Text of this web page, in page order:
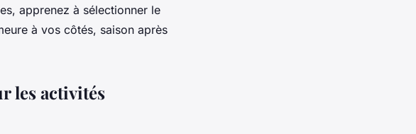
apprenez à sélectionner le
à vos côtés, saison après
les activités